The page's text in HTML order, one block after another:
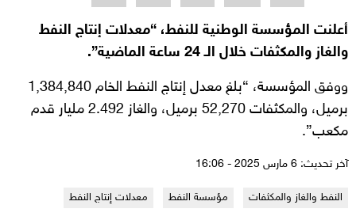
أعلنت المؤسسة الوطنية للنفط، “معدلات إنتاج النفط
والغاز والمكثفات خلال الـ 24 ساعة الماضية”.
ووفق المؤسسة، “بلغ معدل إنتاج النفط الخام 1,384,840
برميل، والمكثفات 52,270 برميل، والغاز 2.492 مليار قدم
مكعب”.
آخر تحديث: 6 مارس 2025 - 16:06
النفط والغاز والمكثفات مؤسسة النفط معدلات إنتاج النفط